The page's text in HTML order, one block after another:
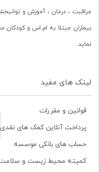
بیماران مبتلا به ام.اس و
نماید.
لینک های مفید
قوانین و مقررات
پرداخت آنلاین کمک های نقدی
حساب های بانکی موسسه
کمیته محیط زیست و سلامت